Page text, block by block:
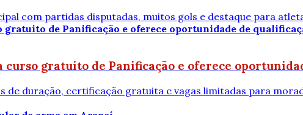
com partidas disputadas, muitos gols e destaque para
gratuito de Panificação e oferece
de duração, certificação gratuita e vagas limitadas para